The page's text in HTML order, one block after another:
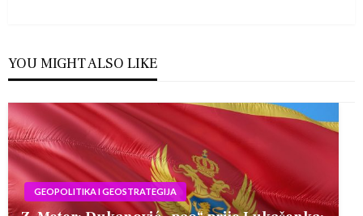
YOU MIGHT ALSO LIKE
GEOPOLITIKA I GEOSTRATEGIJA